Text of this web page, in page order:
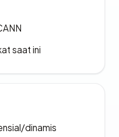
saat ini
dinamis